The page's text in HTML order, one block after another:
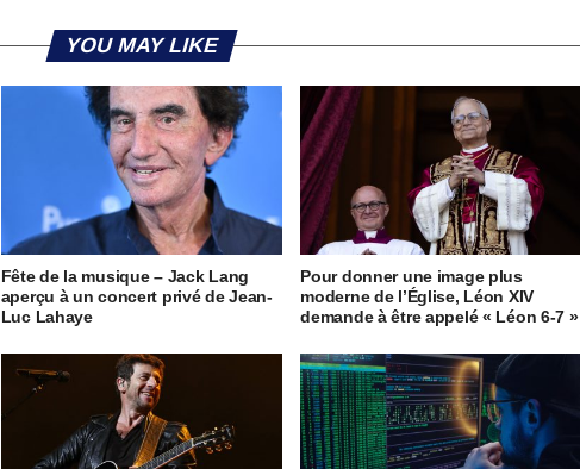
YOU MAY LIKE
Fête de la musique – Jack Lang
aperçu à un concert privé de Jean-
Luc Lahaye
Pour donner une image plus
moderne de l’Église, Léon XIV
demande à être appelé « Léon 6-7 »